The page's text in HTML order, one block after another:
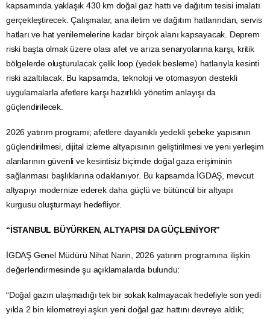
kapsamında yaklaşık 430 km doğal gaz hattı ve dağıtım tesisi imalatı
gerçekleştirecek. Çalışmalar, ana iletim ve dağıtım hatlarından, servis
hatları ve hat yenilemelerine kadar birçok alanı kapsayacak. Deprem
riski başta olmak üzere olası afet ve arıza senaryolarına karşı, kritik
bölgelerde oluşturulacak çelik loop (yedek besleme) hatlarıyla kesinti
riski azaltılacak. Bu kapsamda, teknoloji ve otomasyon destekli
uygulamalarla afetlere karşı hazırlıklı yönetim anlayışı da
güçlendirilecek.
2026 yatırım programı; afetlere dayanıklı yedekli şebeke yapısının
güçlendirilmesi, dijital izleme altyapısının geliştirilmesi ve yeni yerleşim
alanlarının güvenli ve kesintisiz biçimde doğal gaza erişiminin
sağlanması başlıklarına odaklanıyor. Bu kapsamda İGDAŞ, mevcut
altyapıyı modernize ederek daha güçlü ve bütüncül bir altyapı
kurgusu oluşturmayı hedefliyor.
“İSTANBUL BÜYÜRKEN, ALTYAPISI DA GÜÇLENİYOR”
İGDAŞ Genel Müdürü Nihat Narin, 2026 yatırım programına ilişkin
değerlendirmesinde şu açıklamalarda bulundu:
“Doğal gazın ulaşmadığı tek bir sokak kalmayacak hedefiyle son yedi
yılda 2 bin kilometreyi aşkın yeni doğal gaz hattını devreye aldık;